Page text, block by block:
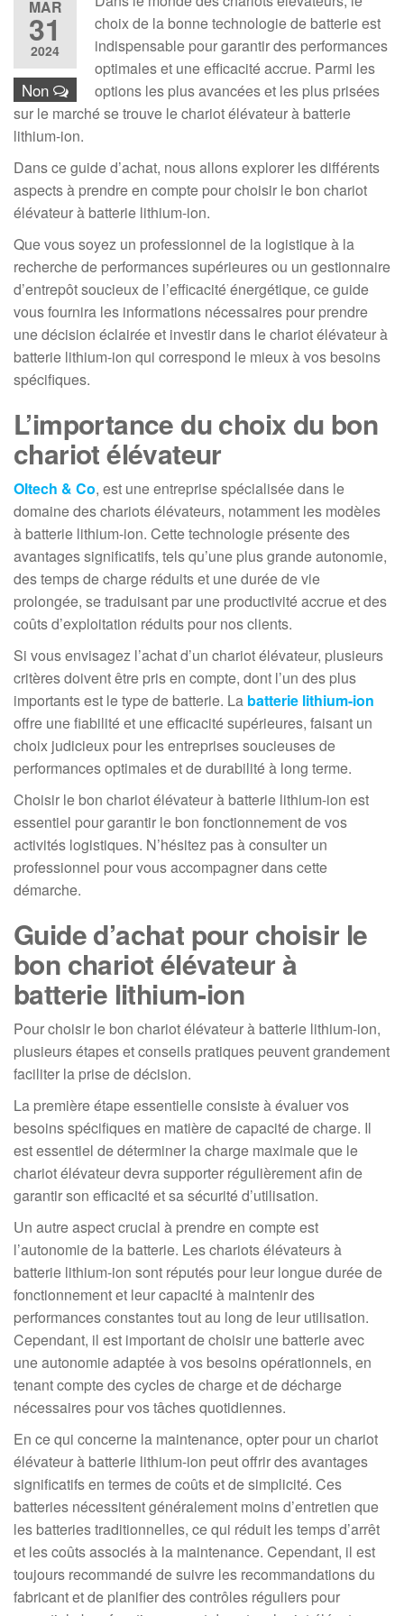
MAR
31
2024
Non
choix de la bonne technologie de batterie est
indispensable pour garantir des performances
optimales et une efficacité accrue. Parmi les
options les plus avancées et les plus prisées
sur le marché se trouve le chariot élévateur à batterie
lithium-ion.
Dans ce guide d’achat, nous allons explorer les différents
aspects à prendre en compte pour choisir le bon chariot
élévateur à batterie lithium-ion.
Que vous soyez un professionnel de la logistique à la
recherche de performances supérieures ou un gestionnaire
d’entrepôt soucieux de l’efficacité énergétique, ce guide
vous fournira les informations nécessaires pour prendre
une décision éclairée et investir dans le chariot élévateur à
batterie lithium-ion qui correspond le mieux à vos besoins
spécifiques.
L’importance du choix du bon
chariot élévateur
Oltech & Co, est une entreprise spécialisée dans le
domaine des chariots élévateurs, notamment les modèles
à batterie lithium-ion. Cette technologie présente des
avantages significatifs, tels qu’une plus grande autonomie,
des temps de charge réduits et une durée de vie
prolongée, se traduisant par une productivité accrue et des
coûts d’exploitation réduits pour nos clients.
Si vous envisagez l’achat d’un chariot élévateur, plusieurs
critères doivent être pris en compte, dont l’un des plus
importants est le type de batterie. La batterie lithium-ion
offre une fiabilité et une efficacité supérieures, faisant un
choix judicieux pour les entreprises soucieuses de
performances optimales et de durabilité à long terme.
Choisir le bon chariot élévateur à batterie lithium-ion est
essentiel pour garantir le bon fonctionnement de vos
activités logistiques. N’hésitez pas à consulter un
professionnel pour vous accompagner dans cette
démarche.
Guide d’achat pour choisir le
bon chariot élévateur à
batterie lithium-ion
Pour choisir le bon chariot élévateur à batterie lithium-ion,
plusieurs étapes et conseils pratiques peuvent grandement
faciliter la prise de décision.
La première étape essentielle consiste à évaluer vos
besoins spécifiques en matière de capacité de charge. Il
est essentiel de déterminer la charge maximale que le
chariot élévateur devra supporter régulièrement afin de
garantir son efficacité et sa sécurité d’utilisation.
Un autre aspect crucial à prendre en compte est
l’autonomie de la batterie. Les chariots élévateurs à
batterie lithium-ion sont réputés pour leur longue durée de
fonctionnement et leur capacité à maintenir des
performances constantes tout au long de leur utilisation.
Cependant, il est important de choisir une batterie avec
une autonomie adaptée à vos besoins opérationnels, en
tenant compte des cycles de charge et de décharge
nécessaires pour vos tâches quotidiennes.
En ce qui concerne la maintenance, opter pour un chariot
élévateur à batterie lithium-ion peut offrir des avantages
significatifs en termes de coûts et de simplicité. Ces
batteries nécessitent généralement moins d’entretien que
les batteries traditionnelles, ce qui réduit les temps d’arrêt
et les coûts associés à la maintenance. Cependant, il est
toujours recommandé de suivre les recommandations du
fabricant et de planifier des contrôles réguliers pour